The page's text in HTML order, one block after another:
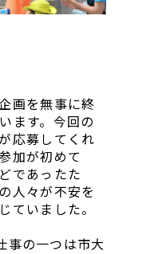
画を無事に終
ます。今回の
応募してくれ
加が初めて
であったた
人々が不安を
ていました。
事の一つは市大